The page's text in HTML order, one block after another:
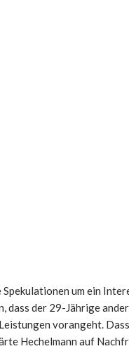
um ein
dass der 29-Jährige
vorangeht.
Hechelmann auf